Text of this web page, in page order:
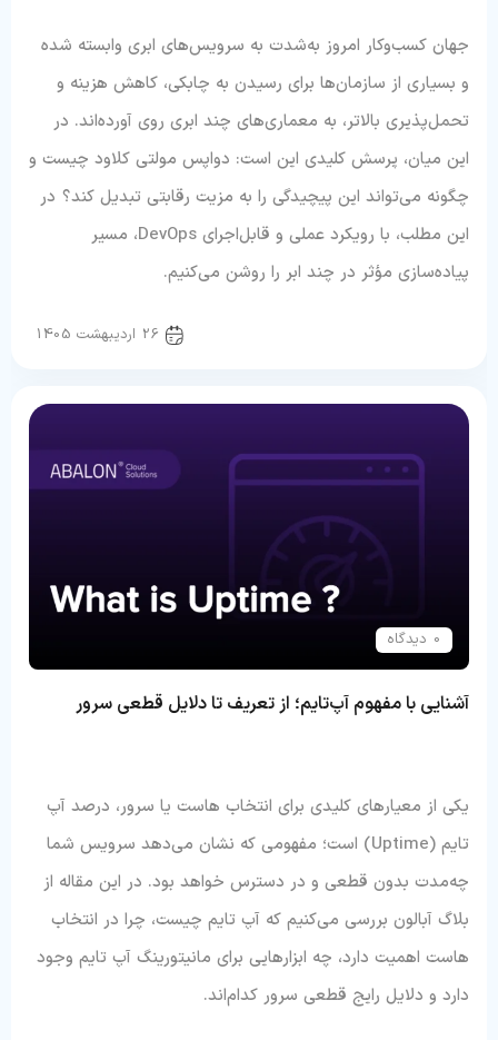
جهان کسب‌وکار امروز به‌شدت به سرویس‌های ابری وابسته شده
و بسیاری از سازمان‌ها برای رسیدن به چابکی، کاهش هزینه و
تحمل‌پذیری بالاتر، به معماری‌های چند ابری روی آورده‌اند. در
این میان، پرسش کلیدی این است: دواپس مولتی کلاود چیست و
چگونه می‌تواند این پیچیدگی را به مزیت رقابتی تبدیل کند؟ در
این مطلب، با رویکرد عملی و قابل‌اجرای DevOps، مسیر
پیاده‌سازی مؤثر در چند ابر را روشن می‌کنیم.
26 اردیبهشت 1405
0 دیدگاه
آشنایی با مفهوم آپ‌تایم؛ از تعریف تا دلایل قطعی سرور
یکی از معیارهای کلیدی برای انتخاب هاست یا سرور، درصد آپ
تایم (Uptime) است؛ مفهومی که نشان می‌دهد سرویس شما
چه‌مدت بدون قطعی و در دسترس خواهد بود. در این مقاله از
بلاگ آبالون بررسی می‌کنیم که آپ تایم چیست، چرا در انتخاب
هاست اهمیت دارد، چه ابزارهایی برای مانیتورینگ آپ تایم وجود
دارد و دلایل رایج قطعی سرور کدام‌اند.